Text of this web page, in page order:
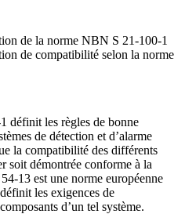
définit les règles de bonne
de détection et d’alarme
la compatibilité des différents
soit démontrée conforme à la
13 est une norme européenne
les exigences de
d’un tel système.